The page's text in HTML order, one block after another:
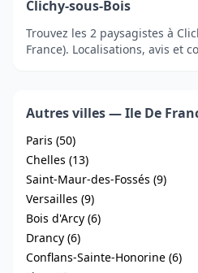
Clichy-sous-Bois
Trouvez les 2 paysagistes à
France). Localisations, avis et
Autres villes — Ile De
Paris (50)
Chelles (13)
Saint-Maur-des-Fossés (9)
Versailles (9)
Bois d'Arcy (6)
Drancy (6)
Conflans-Sainte-Honorine (6)